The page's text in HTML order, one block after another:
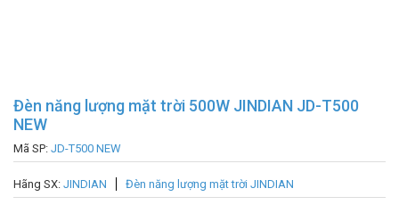
Đèn năng lượng mặt trời 500W JINDIAN JD-T500
NEW
Mã SP: JD-T500 NEW
Hãng SX: JINDIAN Đèn năng lượng mặt trời JINDIAN